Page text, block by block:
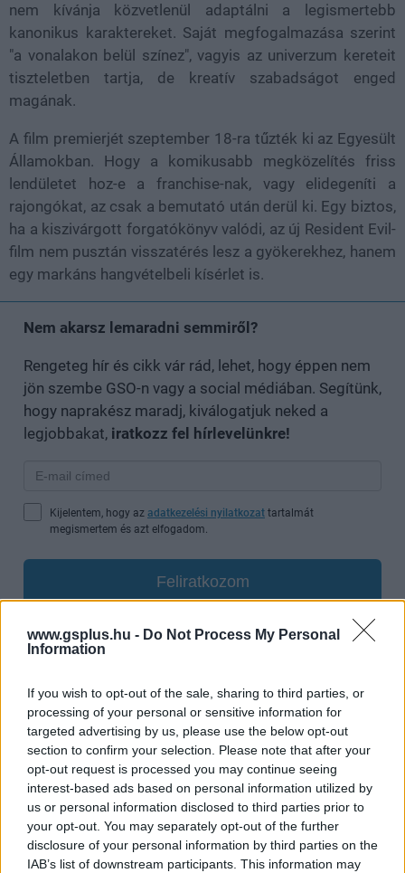
www.gsplus.hu - Do Not Process My Personal
Information
If you wish to opt-out of the sale, sharing to third parties, or
processing of your personal or sensitive information for
targeted advertising by us, please use the below opt-out
section to confirm your selection. Please note that after your
opt-out request is processed you may continue seeing
interest-based ads based on personal information utilized by
us or personal information disclosed to third parties prior to
your opt-out. You may separately opt-out of the further
disclosure of your personal information by third parties on the
IAB’s list of downstream participants. This information may
nem kívánja közvetlenül adaptálni a legismertebb
kanonikus karaktereket. Saját megfogalmazása szerint
"a vonalakon belül színez", vagyis az univerzum kereteit
tiszteletben tartja, de kreatív szabadságot enged
magának.
A film premierjét szeptember 18-ra tűzték ki az Egyesült
Államokban. Hogy a komikusabb megközelítés friss
lendületet hoz-e a franchise-nak, vagy elidegeníti a
rajongókat, az csak a bemutató után derül ki. Egy biztos,
ha a kiszivárgott forgatókönyv valódi, az új Resident Evil-
film nem pusztán visszatérés lesz a gyökerekhez, hanem
egy markáns hangvételbeli kísérlet is.
Nem akarsz lemaradni semmiről?
Rengeteg hír és cikk vár rád, lehet, hogy éppen nem
jön szembe GSO-n vagy a social médiában. Segítünk,
hogy naprakész maradj, kiválogatjuk neked a
legjobbakat, iratkozz fel hírlevelünkre!
Kijelentem, hogy az adatkezelési nyilatkozat tartalmát
megismertem és azt elfogadom.
Feliratkozom
hangulata – Jön a második forduló! (X)
Július végén folytatódik a balatoni strandröplabda-
sorozat.
Címkék: #resident evil film #resident evil capcom